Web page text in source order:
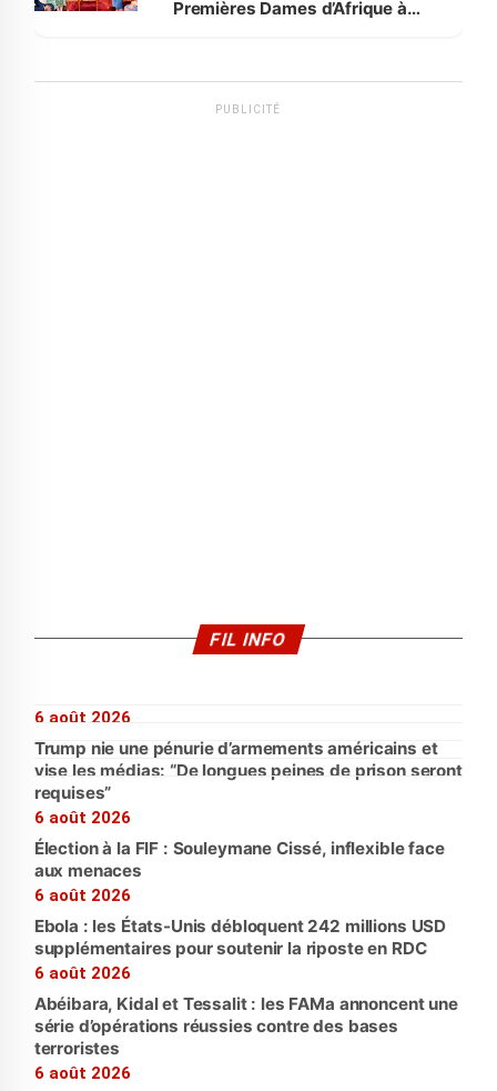
Premières Dames d’Afrique à
PUBLICITÉ
FIL INFO
6 août 2026
Trump nie une pénurie d’armements américains et
vise les médias: “De longues peines de prison seront
requises”
6 août 2026
Élection à la FIF : Souleymane Cissé, inflexible face
aux menaces
6 août 2026
Ebola : les États-Unis débloquent 242 millions USD
supplémentaires pour soutenir la riposte en RDC
6 août 2026
Abéibara, Kidal et Tessalit : les FAMa annoncent une
série d’opérations réussies contre des bases
terroristes
6 août 2026